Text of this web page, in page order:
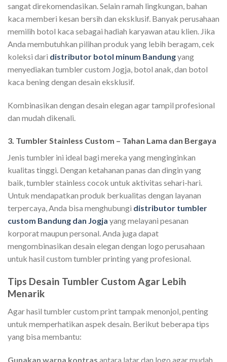
sangat direkomendasikan. Selain ramah lingkungan, bahan
kaca memberi kesan bersih dan eksklusif. Banyak perusahaan
memilih botol kaca sebagai hadiah karyawan atau klien. Jika
Anda membutuhkan pilihan produk yang lebih beragam, cek
koleksi dari distributor botol minum Bandungyang
menyediakan tumbler custom Jogja, botol anak, dan botol
kaca bening dengan desain eksklusif.
Kombinasikan dengan desain elegan agar tampil profesional
dan mudah dikenali.
3. Tumbler Stainless Custom – Tahan Lama dan Bergaya
Jenis tumbler ini ideal bagi mereka yang menginginkan
kualitas tinggi. Dengan ketahanan panas dan dingin yang
baik, tumbler stainless cocok untuk aktivitas sehari-hari.
Untuk mendapatkan produk berkualitas dengan layanan
terpercaya, Anda bisa menghubungi distributor tumbler
custom Bandung dan Jogja yang melayani pesanan
korporat maupun personal. Anda juga dapat
mengombinasikan desain elegan dengan logo perusahaan
untuk hasil custom tumbler printing yang profesional.
Tips Desain Tumbler Custom Agar Lebih
Menarik
Agar hasil tumbler custom print tampak menonjol, penting
untuk memperhatikan aspek desain. Berikut beberapa tips
yang bisa membantu:
Gunakan warna kontras antara latar dan logo agar mudah